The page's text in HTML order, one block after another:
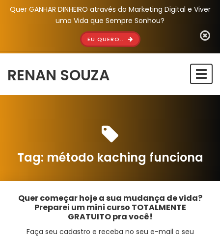
Quer GANHAR DINHEIRO através do Marketing Digital e Viver
uma Vida que Sempre Sonhou?
EU QUERO..
RENAN SOUZA
Tag: método kaching funciona
Quer começar hoje a sua mudança de vida?
Preparei um mini curso TOTALMENTE
GRATUITO pra você!
Faça seu cadastro e receba no seu e-mail o seu